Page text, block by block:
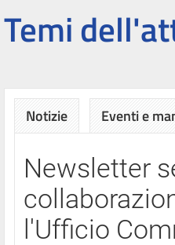
Temi
Notizie Eventi e
Newsletter
l'Ufficio